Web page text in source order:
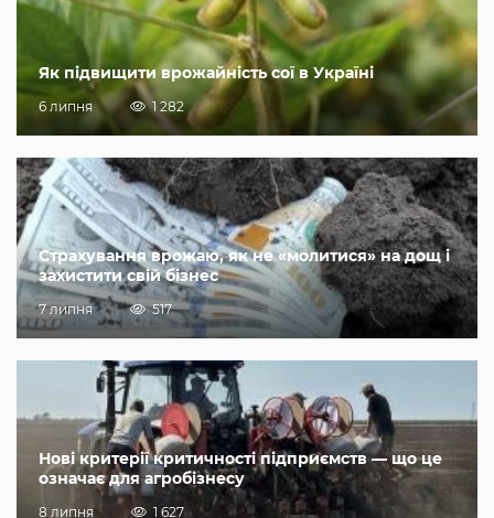
Як підвищити врожайність сої в Україні
6 липня 1 282
Страхування врожаю, як не «молитися» на дощ і
захистити свій бізнес
7 липня 517
Нові критерії критичності підприємств — що це
означає для агробізнесу
8 липня 1 627